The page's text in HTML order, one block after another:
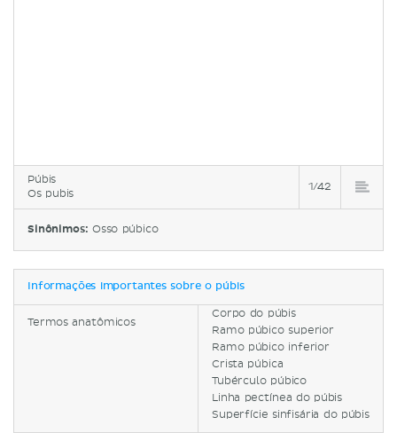
Púbis
Os pubis
1/42
Sinônimos: Osso púbico
Informações importantes sobre o púbis
Termos anatômicos
Corpo do púbis
Ramo púbico superior
Ramo púbico inferior
Crista púbica
Tubérculo púbico
Linha pectínea do púbis
Superfície sinfisária do púbis